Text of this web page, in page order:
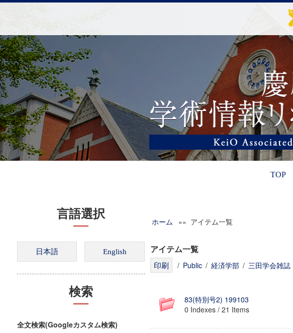
TOP
言語選択
検索
全文検索(Googleカスタム検索)
ホーム »» アイテム一覧
アイテム一覧
/ Public / 経済学部 / 三田学会雑誌
83(特別号2) 199103
0 Indexes / 21 Items